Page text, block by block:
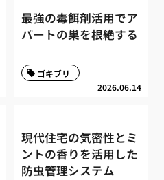
最強の毒餌剤活用でア
パートの巣を根絶する
2026.06.14
ゴキブリ
現代住宅の気密性とミ
ントの香りを活用した
防虫管理システム